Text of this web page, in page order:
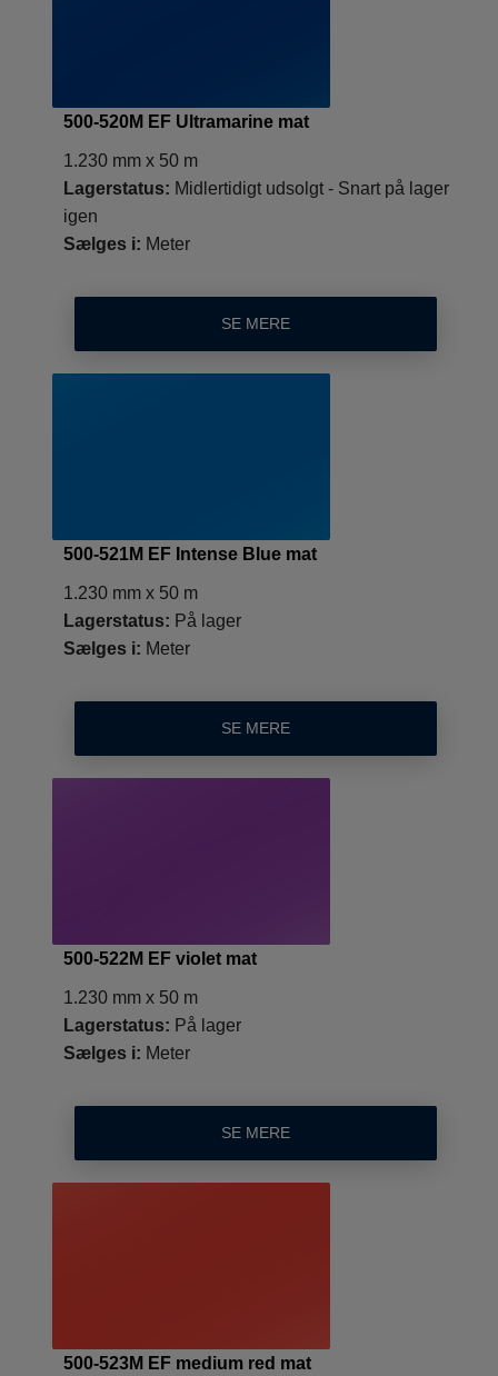
500-520M EF Ultramarine mat
1.230 mm x 50 m
Lagerstatus: Midlertidigt udsolgt - Snart på lager
igen
Sælges i: Meter
SE MERE
500-521M EF Intense Blue mat
1.230 mm x 50 m
Lagerstatus: På lager
Sælges i: Meter
SE MERE
500-522M EF violet mat
1.230 mm x 50 m
Lagerstatus: På lager
Sælges i: Meter
SE MERE
500-523M EF medium red mat